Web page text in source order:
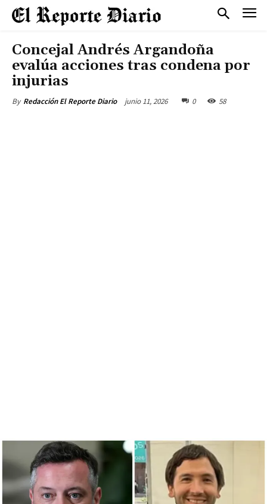
Concejal Andrés Argandoña
evalúa acciones tras condena por
injurias
By Redacción El Reporte Diario junio 11, 2026 0 58